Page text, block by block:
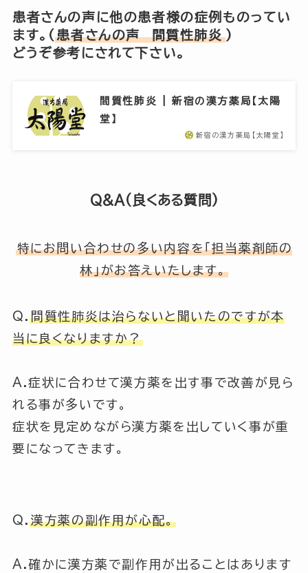
患者さんの声に他の患者様の症例ものってい
ます。(患者さんの声間質性肺炎 )
どうぞ参考にされて下さい。
間質性肺炎 | 新宿の漢方薬局【太陽
堂】
新宿の漢方薬局【太陽堂】
Q&A(良くある質問)
特にお問い合わせの多い内容を「担当薬剤師の
林」がお答えいたします。
Q.間質性肺炎は治らないと聞いたのですが本
当に良くなりますか？
A.症状に合わせて漢方薬を出す事で改善が見ら
れる事が多いです。
症状を見定めながら漢方薬を出していく事が重
要になってきます。
Q.漢方薬の副作用が心配。
A.確かに漢方薬で副作用が出ることはあります